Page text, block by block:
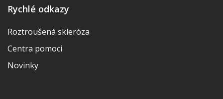
Rychlé odkazy
Roztroušená skleróza
Centra pomoci
Novinky